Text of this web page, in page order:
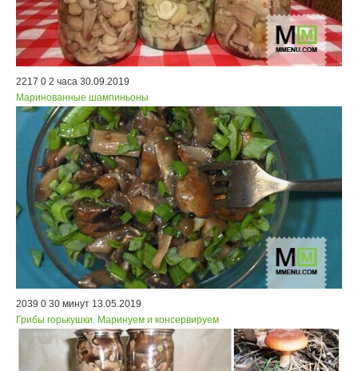
2217 0 2 часа 30.09.2019
Маринованные шампиньоны
2039 0 30 минут 13.05.2019
Грибы горькушки. Маринуем и консервируем